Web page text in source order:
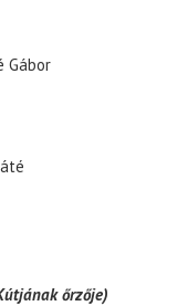
Gábor
őrzője)